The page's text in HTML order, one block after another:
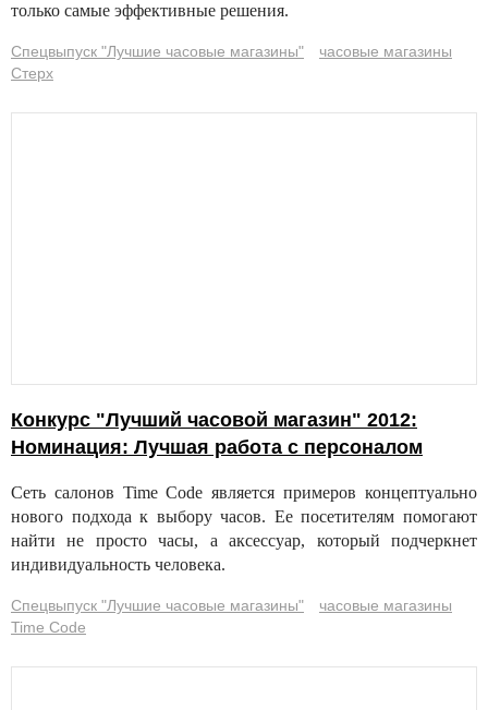
только самые эффективные решения.
Спецвыпуск "Лучшие часовые магазины"
часовые магазины
Стерх
Конкурс "Лучший часовой магазин" 2012:
Номинация: Лучшая работа с персоналом
Сеть салонов Time Code является примеров концептуально
нового подхода к выбору часов. Ее посетителям помогают
найти не просто часы, а аксессуар, который подчеркнет
индивидуальность человека.
Спецвыпуск "Лучшие часовые магазины"
часовые магазины
Time Code